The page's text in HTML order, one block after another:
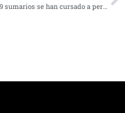
259 sumarios se han cursado a personas por incumplimiento de aislamiento en la región